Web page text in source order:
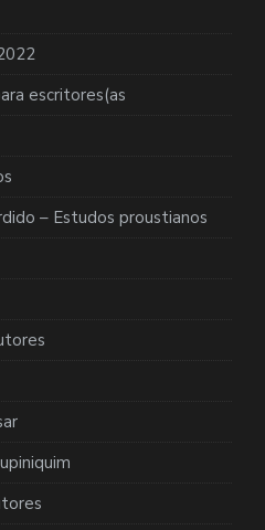
escritores(as
– Estudos proustianos